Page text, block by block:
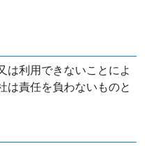
は利用できないことによ
は責任を負わないものと